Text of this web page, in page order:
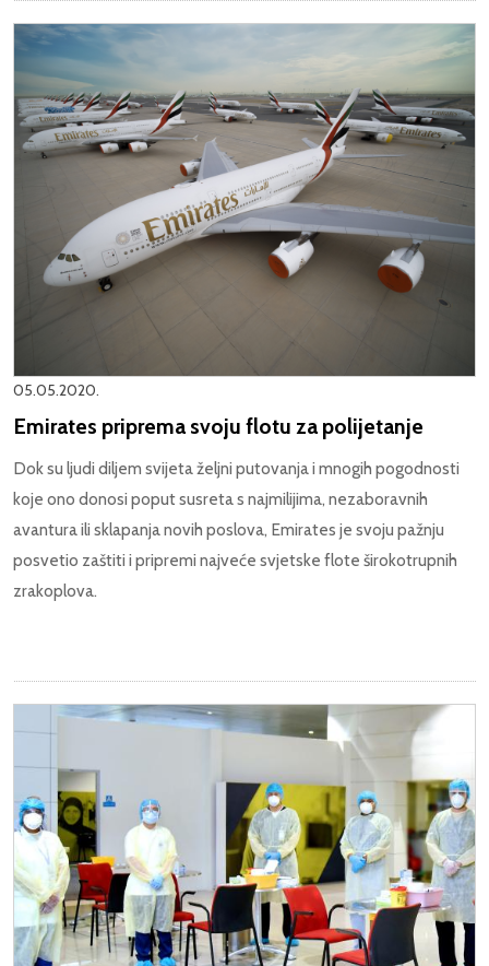
05.05.2020.
Emirates priprema svoju flotu za polijetanje
Dok su ljudi diljem svijeta željni putovanja i mnogih pogodnosti
koje ono donosi poput susreta s najmilijima, nezaboravnih
avantura ili sklapanja novih poslova, Emirates je svoju pažnju
posvetio zaštiti i pripremi najveće svjetske flote širokotrupnih
zrakoplova.